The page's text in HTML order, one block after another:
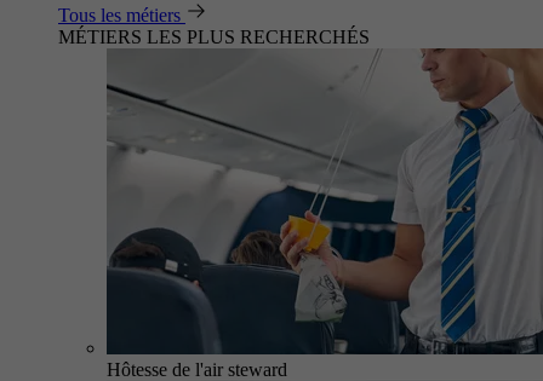
Tous les métiers
MÉTIERS LES PLUS RECHERCHÉS
Hôtesse de l'air steward